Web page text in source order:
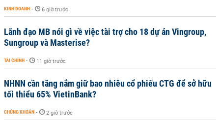
KINH DOANH - 6 giờ trước
Lãnh đạo MB nói gì về việc tài trợ cho 18 dự án Vingroup,
Sungroup và Masterise?
TÀI CHÍNH - 11 giờ trước
NHNN cần tăng nắm giữ bao nhiêu cổ phiếu CTG để sở hữu
tối thiểu 65% VietinBank?
CHỨNG KHOÁN - 2 giờ trước